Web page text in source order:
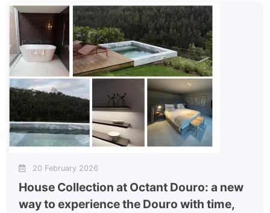
20 February 2026
House Collection at Octant Douro: a new
way to experience the Douro with time,